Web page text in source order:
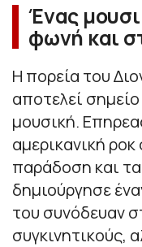
Ένας
φωνή και
Η πορεία του
αποτελεί
μουσική.
αμερικανική
παράδοση και
δημιούργησε
του συνόδευαν
συγκινητικούς,